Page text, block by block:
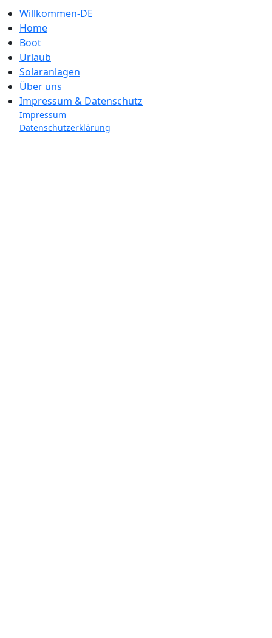
Willkommen-DE
Home
Boot
Urlaub
Solaranlagen
Über uns
Impressum & Datenschutz
Impressum
Datenschutzerklärung